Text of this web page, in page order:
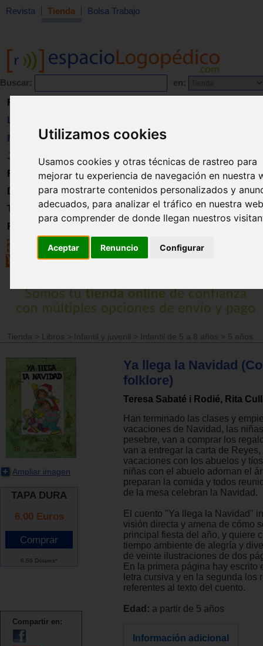
Utilizamos cookies
Usamos cookies y otras técnicas de rastreo para
mejorar tu experiencia de navegación en nuestra
para mostrarte contenidos personalizados y
adecuados, para analizar el tráfico en nuestra
para comprender de donde llegan nuestros
Aceptar Renuncio Configurar
Revista Tienda Bolsa Trabajo
Buscar: en:
Revista
Libros
Material
Juguetes
Formación
Directorio
Trabajo
Registro
Tienda > Libros > Infantil y juvenil > Infantil de 5 a 8 años > 5 años
Ampliar imagen
TAPA DURA
6.00 Euros
6.66 Dólares*
Compartir en:
Ya llega la Navidad
folklore)
Teresa Sabaté i Rodié, Rita
Han terminado las clases y
vacaciones de Navidad, las
pesebre, van a comprar los
van a entregar la carta de
vacaciones con los abuelos y
niñas con el abuelo adornan el
preparan la comida y todos
de la mesa celebran la Navidad.
El cuento "Ya llega la Navidad"
visión directa y amena de cómo
principal fiesta del año, y quiere
tiempo ambiente de alegría y
de veinte ilustraciones de dos
En la primera página hay escrito
letra cursiva y en la segunda los
referentes al texto del cuento.
Edad: a partir de 5 años
Información adicional